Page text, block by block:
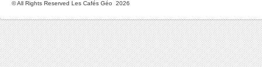
© All Rights Reserved Les Cafés Géo 2026